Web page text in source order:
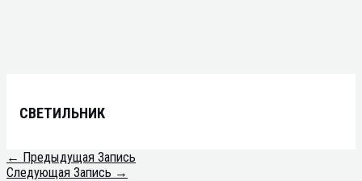
СВЕТИЛЬНИК
← Предыдущая Запись
Следующая Запись →